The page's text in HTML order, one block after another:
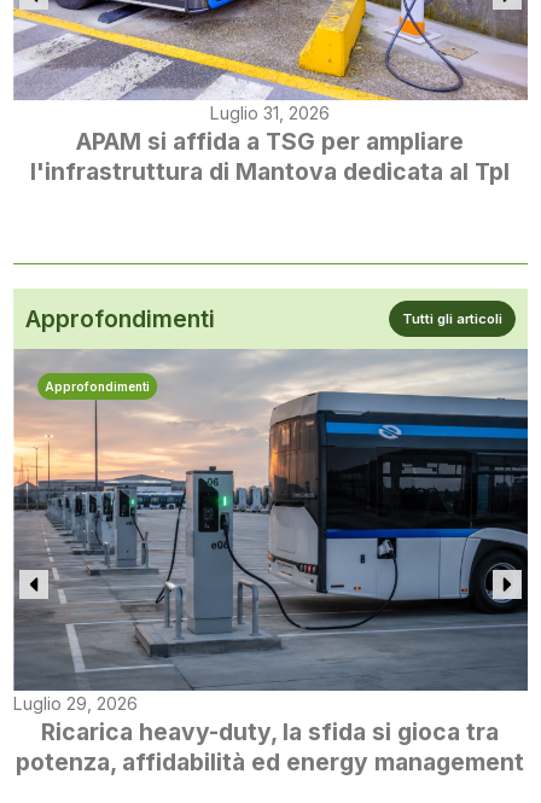
Luglio 31, 2026
APAM si affida a TSG per ampliare
l'infrastruttura di Mantova dedicata al Tpl
Approfondimenti Tutti gli articoli
Approfondimenti
Luglio 29, 2026
Ricarica heavy-duty, la sfida si gioca tra
potenza, affidabilità ed energy management